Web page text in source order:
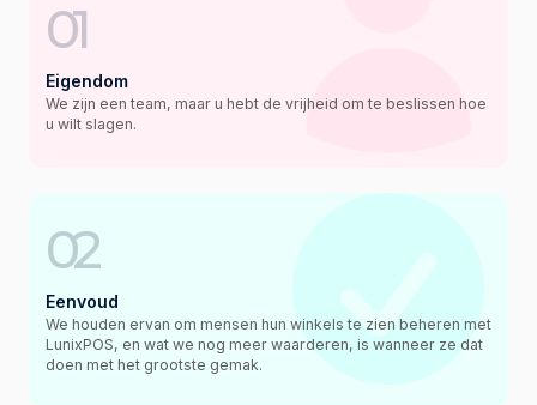
01
Eigendom
We zijn een team, maar u hebt de vrijheid om te beslissen hoe
u wilt slagen.
02
Eenvoud
We houden ervan om mensen hun winkels te zien beheren met
LunixPOS, en wat we nog meer waarderen, is wanneer ze dat
doen met het grootste gemak.